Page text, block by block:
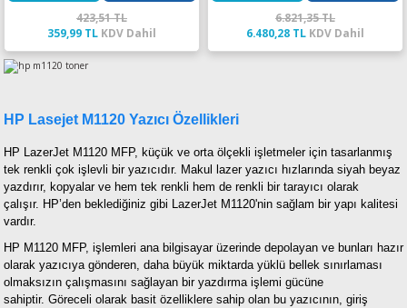
423,51 TL
359,99 TL KDV Dahil
6.821,35 TL
6.480,28 TL KDV Dahil
HP Lasejet M1120 Yazıcı Özellikleri
HP LazerJet M1120 MFP, küçük ve orta ölçekli işletmeler için tasarlanmış
tek renkli çok işlevli bir yazıcıdır. Makul lazer yazıcı hızlarında siyah beyaz
yazdırır, kopyalar ve hem tek renkli hem de renkli bir tarayıcı olarak
çalışır. HP’den beklediğiniz gibi LazerJet M1120'nin sağlam bir yapı kalitesi
vardır.
HP M1120 MFP, işlemleri ana bilgisayar üzerinde depolayan ve bunları hazır
olarak yazıcıya gönderen, daha büyük miktarda yüklü bellek sınırlaması
olmaksızın çalışmasını sağlayan bir yazdırma işlemi gücüne
sahiptir. Göreceli olarak basit özelliklere sahip olan bu yazıcının, giriş